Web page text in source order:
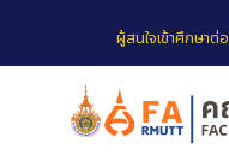
ผู้สนใจเข้าศึกษาต่อ